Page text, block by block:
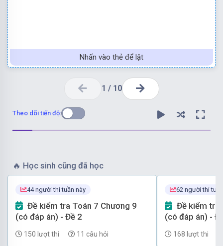
Nhấn vào thẻ để lật
Vì trong một tam giác tổng độ dài hai cạnh bất
kì lớn hơn độ dài cạnh còn lại và hiệu độ dài
hai cạnh bất kì nhỏ hơn độ dài cạnh còn lại nên
các đáp án A, B, C đúng và D sai.
Chọn đáp án D.
Theo dõi tiến độ:
1 / 10
🔥 Học sinh cũng đã học
44 người thi tuần này
(có đáp án) - Đề 2
150 lượt thi 11 câu hỏi
62 người thi
(có đáp án) -
168 lượt thi